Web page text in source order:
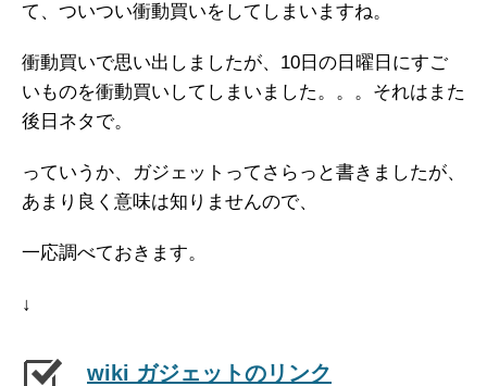
て、ついつい衝動買いをしてしまいますね。
衝動買いで思い出しましたが、10日の日曜日にすご
いものを衝動買いしてしまいました。。。それはまた
後日ネタで。
っていうか、ガジェットってさらっと書きましたが、
あまり良く意味は知りませんので、
一応調べておきます。
↓
wiki ガジェットのリンク